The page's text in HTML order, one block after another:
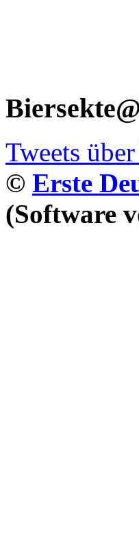
Tweets
© Erste
(Software